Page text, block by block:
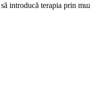
introducă terapia prin